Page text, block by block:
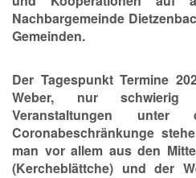
Nachbargemeinde
Gemeinden.
Der Tagespunkt Termine
Weber, nur
Veranstaltungen
Coronabeschränkunge
man vor allem aus den
(Kercheblättche) und der